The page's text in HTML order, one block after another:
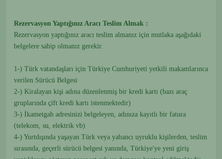
Rezervasyon Yaptığınız Aracı Teslim Almak :
Rezervasyon yaptığınız aracı teslim almanız için mutlaka aşağıdaki
belgelere sahip olmanız gerekir.
1-) Türk vatandaşları için Türkiye Cumhuriyeti yetkili makamlarınca
verilen Sürücü Belgesi
2-) Kiralayan kişi adına düzenlenmiş bir kredi kartı (bazı araç
gruplarında çift kredi kartı istenmektedir)
3-) İkametgah adresinizi belgeleyen, adınıza kayıtlı bir fatura
(telekom, su, elektrik vb)
4-) Yurtdışında yaşayan Türk veya yabancı uyruklu kişilerden, teslim
sırasında, geçerli sürücü belgesi yanında, Türkiye'ye yeni giriş